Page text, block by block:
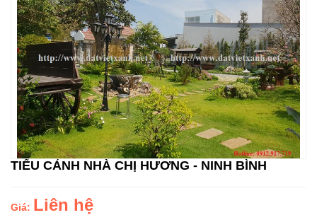
TIỂU CẢNH NHÀ CHỊ HƯƠNG - NINH BÌNH
Giá: Liên hệ